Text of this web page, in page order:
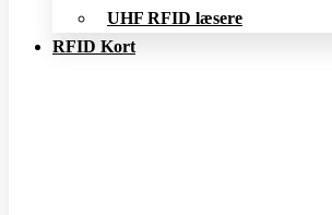
UHF RFID læsere
RFID Kort